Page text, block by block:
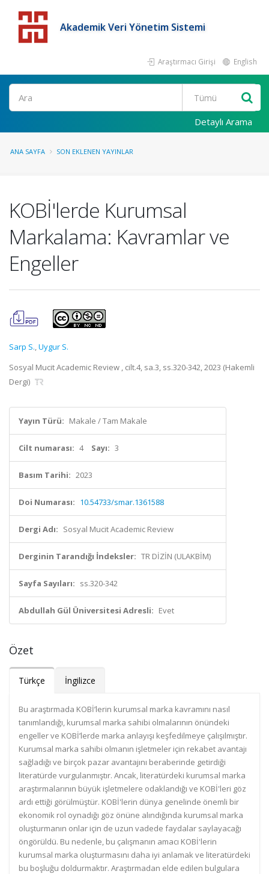
Akademik Veri Yönetim Sistemi
Araştırmacı Girişi English
Detaylı Arama
ANA SAYFA SON EKLENEN YAYINLAR
KOBİ'lerde Kurumsal
Markalama: Kavramlar ve
Engeller
Sarp S.,Uygur S.
Sosyal Mucit Academic Review , cilt.4, sa.3, ss.320-342, 2023 (Hakemli
Dergi)
Yayın Türü: Makale / Tam Makale
Cilt numarası: 4 Sayı: 3
Basım Tarihi: 2023
Doi Numarası: 10.54733/smar.1361588
Dergi Adı: Sosyal Mucit Academic Review
Derginin Tarandığı İndeksler: TR DİZİN (ULAKBİM)
Sayfa Sayıları: ss.320-342
Abdullah Gül Üniversitesi Adresli: Evet
Özet
Türkçe İngilizce
Bu araştırmada KOBİ’lerin kurumsal marka kavramını nasıl
tanımlandığı, kurumsal marka sahibi olmalarının önündeki
engeller ve KOBİ’lerde marka anlayışı keşfedilmeye çalışılmıştır.
Kurumsal marka sahibi olmanın işletmeler için rekabet avantajı
sağladığı ve birçok pazar avantajını beraberinde getirdiği
literatürde vurgulanmıştır. Ancak, literatürdeki kurumsal marka
araştırmalarının büyük işletmelere odaklandığı ve KOBİ'leri göz
ardı ettiği görülmüştür. KOBİ'lerin dünya genelinde önemli bir
ekonomik rol oynadığı göz önüne alındığında kurumsal marka
oluşturmanın onlar için de uzun vadede faydalar saylayacağı
öngörüldü. Bu nedenle, bu çalışmanın amacı KOBİ'lerin
kurumsal marka oluşturmasını daha iyi anlamak ve literatürdeki
bu boşluğu doldurmaktır. Araştırmadan elde edilen bulgulara